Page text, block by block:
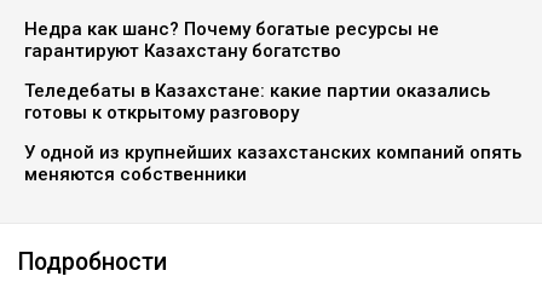
Недра как шанс? Почему богатые ресурсы не
гарантируют Казахстану богатство
Теледебаты в Казахстане: какие партии оказались
готовы к открытому разговору
У одной из крупнейших казахстанских компаний опять
меняются собственники
Подробности